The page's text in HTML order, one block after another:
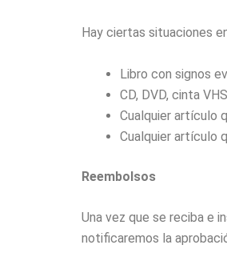
Hay ciertas situaciones
Libro con signos
CD, DVD, cinta
Cualquier artículo
Cualquier artículo
Reembolsos
Una vez que se reciba e
notificaremos la